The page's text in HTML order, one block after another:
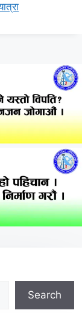
Search